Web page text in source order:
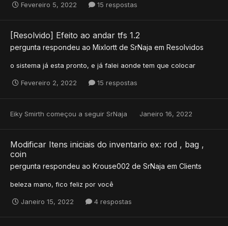
Fevereiro 5, 2022 15 respostas
[Resolvido] Efeito ao andar tfs 1.2
pergunta respondeu ao Mixlortt de SrNaja em Resolvidos
o sistema já esta pronto, e já falei aonde tem que colocar
Fevereiro 2, 2022 15 respostas
Eiky Smirth começou a seguir SrNaja Janeiro 16, 2022
Modificar Itens iniciais do inventario ex: rod , bag ,
coin
pergunta respondeu ao Krouse002 de SrNaja em Clients
beleza mano, fico feliz por você
Janeiro 15, 2022 4 respostas